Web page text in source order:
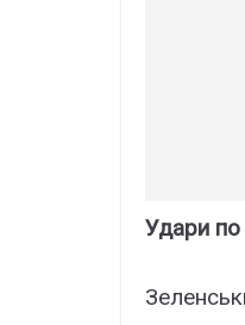
Удари